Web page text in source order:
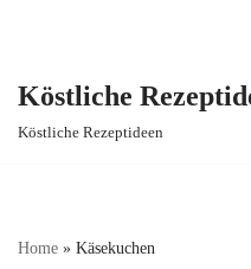
Köstliche
Köstliche Rezeptideen
Home » Käsekuchen